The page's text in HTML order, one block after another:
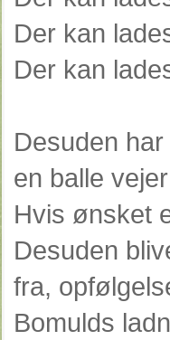
Der kan
Der kan
Desuden
en balle
Hvis ønsket
Desuden
fra,
Bomulds